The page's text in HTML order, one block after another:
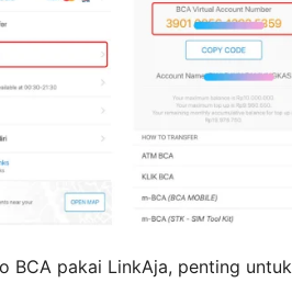
BCA pakai LinkAja, penting untuk